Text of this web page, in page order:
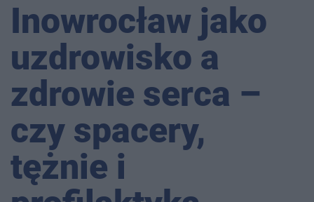
Inowrocław jako
uzdrowisko a
zdrowie serca –
czy spacery,
tężnie i